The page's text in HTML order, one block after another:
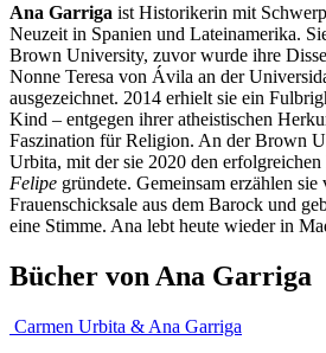
Ana Garriga ist Historikerin mit
Neuzeit in Spanien und Lateinamerika.
Brown University, zuvor wurde ihre
Nonne Teresa von Ávila an der
ausgezeichnet. 2014 erhielt sie ein
Kind – entgegen ihrer atheistischen
Faszination für Religion. An der Brown
Urbita, mit der sie 2020 den erfolgreichen
Felipe gründete. Gemeinsam erzählen sie
Frauenschicksale aus dem Barock und
eine Stimme. Ana lebt heute wieder in
Bücher von Ana Garriga
Carmen Urbita & Ana Garriga